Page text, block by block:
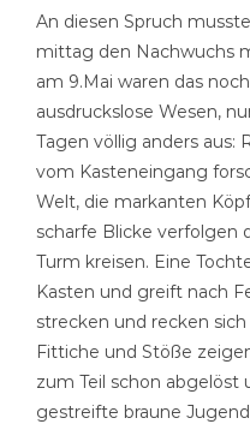
An diesen Spruch
mittag den Nachwuchs
am 9.Mai waren das
ausdruckslose Wesen,
Tagen völlig anders aus:
vom Kasteneingang
Welt, die markanten
scharfe Blicke verfolgen
Turm kreisen. Eine
Kasten und greift nach
strecken und recken
Fittiche und Stöße
zum Teil schon abgelöst
gestreifte braune